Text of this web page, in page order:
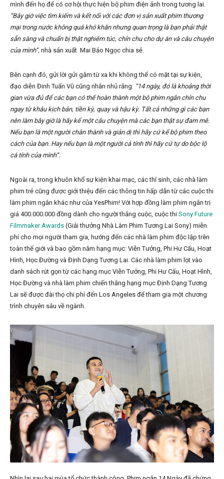
mình đến họ để có cơ hội thực hiện bộ phim điện ảnh trong tương lai.
“Bây giờ việc tìm kiếm và kết nối với các đơn vị sản xuất phim thương
mại trong nước không quá khó khăn nhưng quan trọng là bạn phải thật
sẵn sàng và chuẩn bị thật nghiêm túc, chỉn chu cho dự án và câu chuyện
của mình”, nhà sản xuất Mai Bảo Ngọc chia sẻ.
Bên cạnh đó, gửi lời gửi gắm từ xa khi không thể có mặt tại sự kiện,
đạo diễn Đinh Tuấn Vũ cũng nhắn nhủ rằng: “14 ngày, đó là khoảng thời
gian vừa đủ để các bạn có thể hoàn thành một bộ phim ngắn chỉn chu
ngay từ khâu kịch bản, tiền kỳ, quay và hậu kỳ. Tất cả những gì các bạn
nên làm bây giờ là hãy kể một câu chuyện mà các bạn thật sự đam mê.
Nếu bạn là một người chân thành và giản dị thì hãy cứ kể bộ phim theo
cách của bạn. Hay nếu bạn là một người cá tính thì hãy cứ tự do bộc lộ
cá tính của mình”.
Ngoài ra, trong khuôn khổ sự kiện khai mạc, các thí sinh, các nhà làm
phim trẻ cũng được giới thiệu đến các thông tin hấp dẫn từ các cuộc thi
làm phim ngắn khác như của YesPhim! Với hợp đồng làm phim ngắn trị
giá 400.000.000 đồng dành cho người thắng cuộc, cuộc thi Sony Future
Filmmaker Awards (Giải thưởng Nhà Làm Phim Tương Lai Sony) miễn
phí cho mọi người tham gia, hướng đến các nhà làm phim độc lập trên
toàn thế giới và bao gồm năm hạng mục: Viễn Tưởng, Phi Hư Cấu, Hoạt
Hình, Học Đường và Định Dạng Tương Lai. Các nhà làm phim lọt vào
danh sách rút gọn từ các hạng mục Viễn Tưởng, Phi Hư Cấu, Hoạt Hình,
Học Đường và nhà làm phim chiến thắng hạng mục Định Dạng Tương
Lai sẽ được đài thọ chi phí đến Los Angeles để tham gia một chương
trình chuyên sâu về ngành.